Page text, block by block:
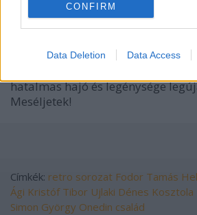
CONFIRM
Data Deletion Data Access
hatalmas hajó és legénysége
Meséljetek!
Címkék: retro sorozat Fodor Tamás
Ági Kristóf Tibor Ujlaki Dénes Kosztola
Simon György Onedin család